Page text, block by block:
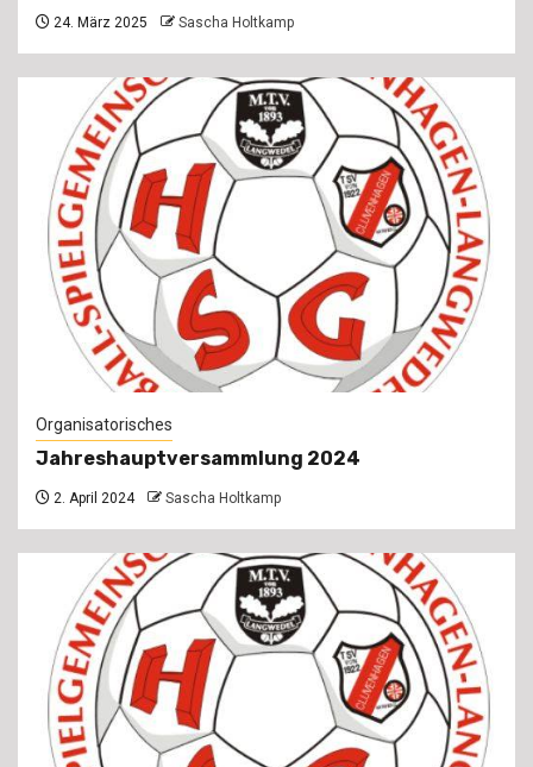
24. März 2025 Sascha Holtkamp
Organisatorisches
Jahreshauptversammlung 2024
2. April 2024 Sascha Holtkamp